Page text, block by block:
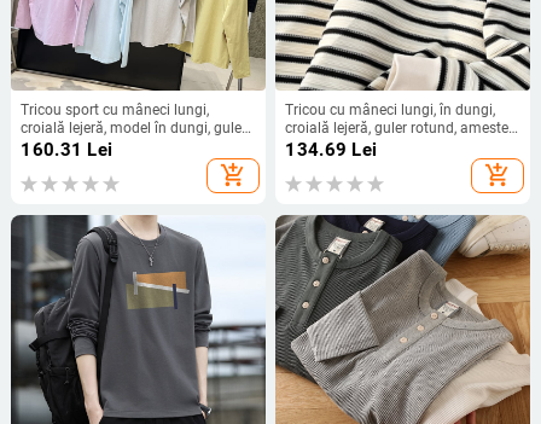
Tricou sport cu mâneci lungi,
croială lejeră, model în dungi, guler
rotund, poliester 96%+
160.31 Lei
add_shopping_cart
Tricou cu mâneci lungi, în dungi,
croială lejeră, guler rotund, amestec
poliester 96%+, strat de bază greu,
primăvară–toamnă, stil Hong Kong
134.69 Lei
add_shopping_cart